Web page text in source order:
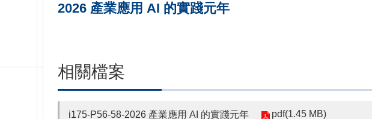
2026 產業應用 AI 的實踐元年
相關檔案
i175-P56-58-2026 產業應用 AI 的實踐元年 pdf(1.45 MB)